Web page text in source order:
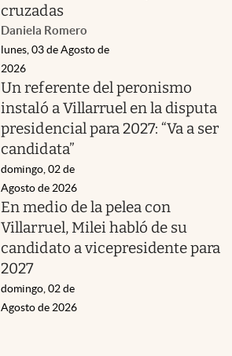
cruzadas
Daniela Romero
lunes, 03 de Agosto de
2026
Un referente del peronismo
instaló a Villarruel en la disputa
presidencial para 2027: “Va a ser
candidata”
domingo, 02 de
Agosto de 2026
En medio de la pelea con
Villarruel, Milei habló de su
candidato a vicepresidente para
2027
domingo, 02 de
Agosto de 2026